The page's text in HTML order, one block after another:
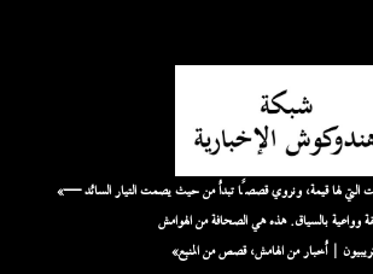
«نحن نُضخّم الأصوات التي لها قيمة، ونروي قصصًا تبدأ من حيث يصمت التيار السائد —